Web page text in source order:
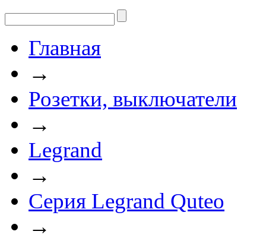
Главная
→
Розетки, выключатели
→
Legrand
→
Серия Legrand Quteo
→